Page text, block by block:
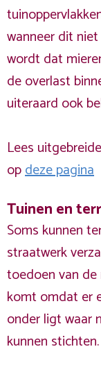
wanneer dit
wordt dat
de overlast
uiteraard ook
Lees
opdeze pagina
Tuinen en
Soms kunnen
straatwerk
toedoen van de
komt omdat er
onder ligt waar
kunnen stichten.